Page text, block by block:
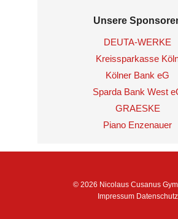
Unsere
DEUTA-WERKE
Kreissparkasse
Kölner Bank eG
Sparda Bank West
GRAESKE
Piano Enzenauer
© 2026 Nicolaus Cusanus
Impressum Datenschutz